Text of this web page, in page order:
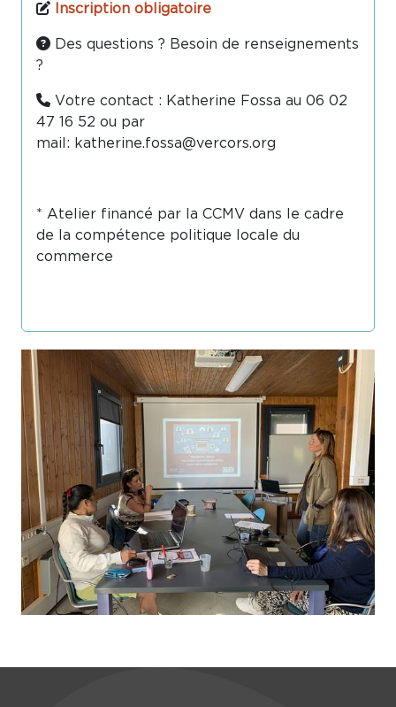
Inscription obligatoire
Des questions ? Besoin de renseignements
?
Votre contact : Katherine Fossa au 06 02
47 16 52 ou par
mail: katherine.fossa@vercors.org
* Atelier financé par la CCMV dans le cadre
de la compétence politique locale du
commerce